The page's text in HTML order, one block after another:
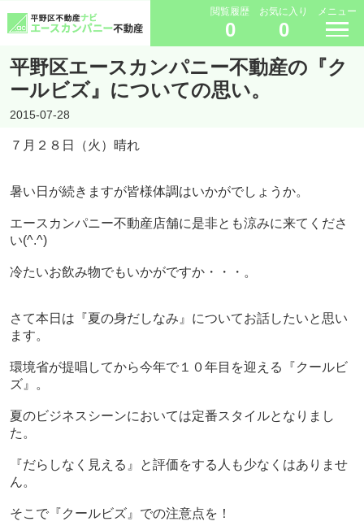
閲覧履歴
0
お気に入り
0
メニュー
平野区エースカンパニー不動産の『ク
ールビズ』についての思い。
2015-07-28
７月２８日（火）晴れ
暑い日が続きますが皆様体調はいかがでしょうか。
エースカンパニー不動産店舗に是非とも涼みに来てくださ
い(^.^)
冷たいお飲み物でもいかがですか・・・。
さて本日は『夏の身だしなみ』についてお話したいと思い
ます。
環境省が提唱してから今年で１０年目を迎える『クールビ
ズ』。
夏のビジネスシーンにおいては定番スタイルとなりまし
た。
『だらしなく見える』と評価をする人も少なくはありませ
ん。
そこで『クールビズ』での注意点を！